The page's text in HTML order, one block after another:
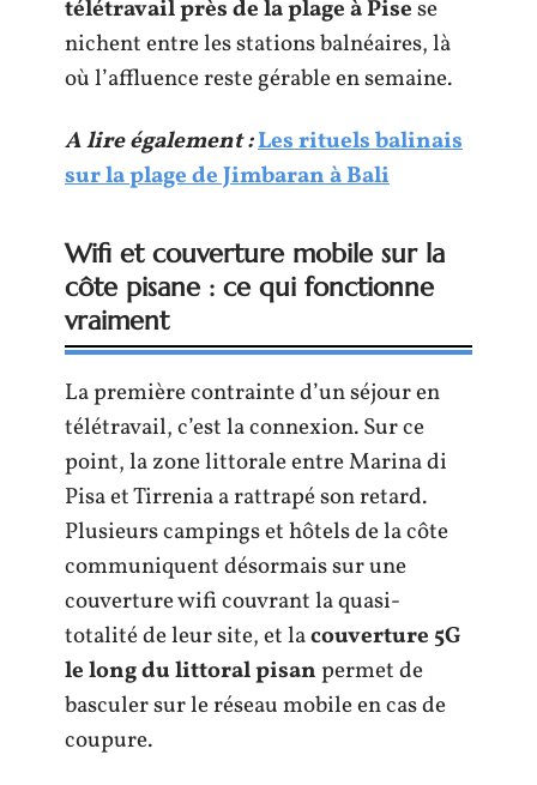
télétravail près de la plage à Pisese
nichent entre les stations balnéaires, là
où l’affluence reste gérable en semaine.
A lire également :Les rituels balinais
sur la plage de Jimbaran à Bali
Wifi et couverture mobile sur la
côte pisane : ce qui fonctionne
vraiment
La première contrainte d’un séjour en
télétravail, c’est la connexion. Sur ce
point, la zone littorale entre Marina di
Pisa et Tirrenia a rattrapé son retard.
Plusieurs campings et hôtels de la côte
communiquent désormais sur une
couverture wifi couvrant la quasi-
totalité de leur site, et lacouverture 5G
le long du littoral pisanpermet de
basculer sur le réseau mobile en cas de
coupure.